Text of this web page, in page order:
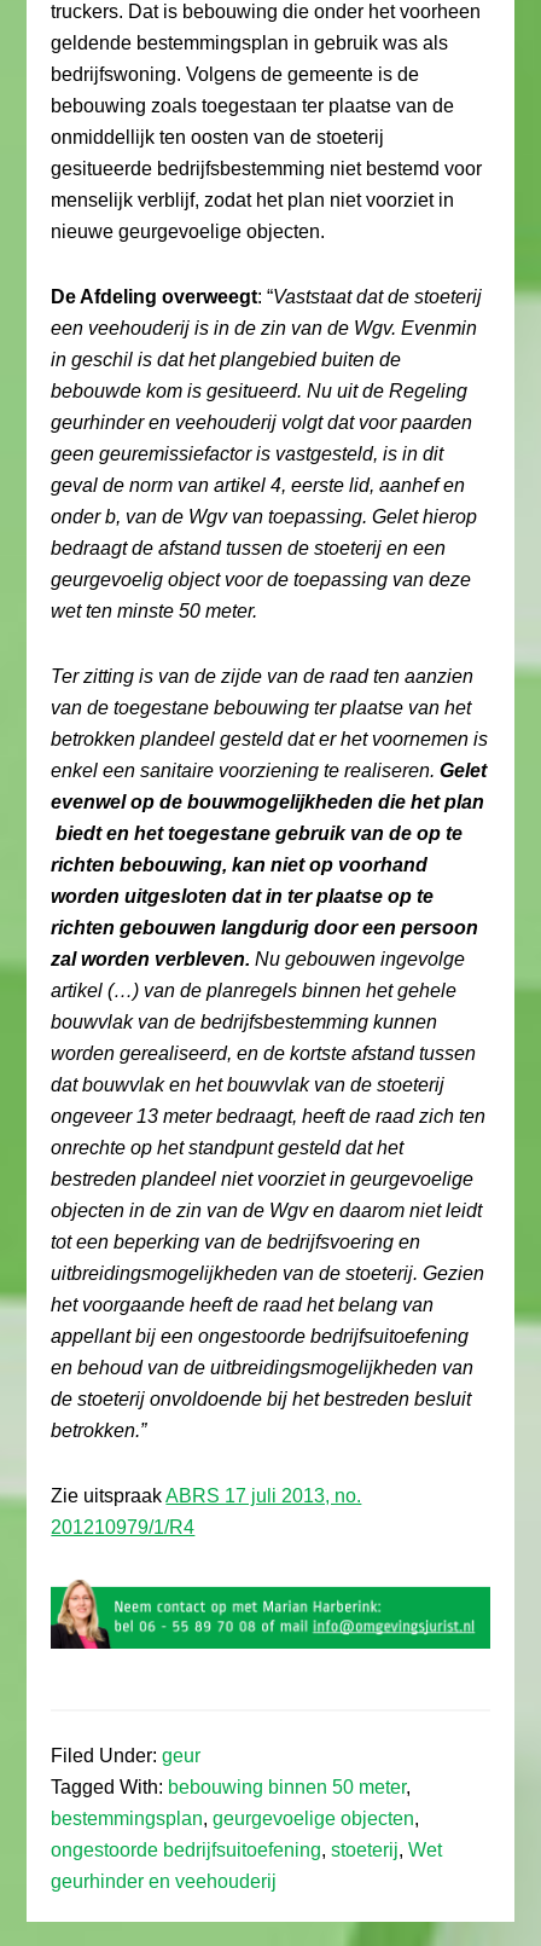
truckers. Dat is bebouwing die onder het voorheen
geldende bestemmingsplan in gebruik was als
bedrijfswoning. Volgens de gemeente is de
bebouwing zoals toegestaan ter plaatse van de
onmiddellijk ten oosten van de stoeterij
gesitueerde bedrijfsbestemming niet bestemd voor
menselijk verblijf, zodat het plan niet voorziet in
nieuwe geurgevoelige objecten.
De Afdeling overweegt: “Vaststaat dat de stoeterij
een veehouderij is in de zin van de Wgv. Evenmin
in geschil is dat het plangebied buiten de
bebouwde kom is gesitueerd. Nu uit de Regeling
geurhinder en veehouderij volgt dat voor paarden
geen geuremissiefactor is vastgesteld, is in dit
geval de norm van artikel 4, eerste lid, aanhef en
onder b, van de Wgv van toepassing. Gelet hierop
bedraagt de afstand tussen de stoeterij en een
geurgevoelig object voor de toepassing van deze
wet ten minste 50 meter.
Ter zitting is van de zijde van de raad ten aanzien
van de toegestane bebouwing ter plaatse van het
betrokken plandeel gesteld dat er het voornemen is
enkel een sanitaire voorziening te realiseren.Gelet
evenwel op de bouwmogelijkheden die het plan
biedt en het toegestane gebruik van de op te
richten bebouwing, kan niet op voorhand
worden uitgesloten dat in ter plaatse op te
richten gebouwen langdurig door een persoon
zal worden verbleven.Nu gebouwen ingevolge
artikel (…) van de planregels binnen het gehele
bouwvlak van de bedrijfsbestemming kunnen
worden gerealiseerd, en de kortste afstand tussen
dat bouwvlak en het bouwvlak van de stoeterij
ongeveer 13 meter bedraagt, heeft de raad zich ten
onrechte op het standpunt gesteld dat het
bestreden plandeel niet voorziet in geurgevoelige
objecten in de zin van de Wgv en daarom niet leidt
tot een beperking van de bedrijfsvoering en
uitbreidingsmogelijkheden van de stoeterij. Gezien
het voorgaande heeft de raad het belang van
appellant bij een ongestoorde bedrijfsuitoefening
en behoud van de uitbreidingsmogelijkheden van
de stoeterij onvoldoende bij het bestreden besluit
betrokken.”
Zie uitspraakABRS 17 juli 2013, no.
201210979/1/R4
Filed Under:geur
Tagged With: bebouwing binnen 50 meter,
bestemmingsplan,geurgevoelige objecten,
ongestoorde bedrijfsuitoefening,stoeterij,Wet
geurhinder en veehouderij